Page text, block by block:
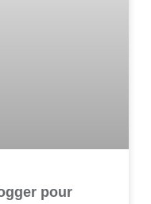
pour